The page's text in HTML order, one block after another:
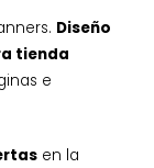
Diseño
tienda
e
en la